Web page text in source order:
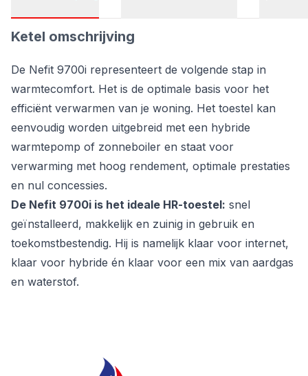
Ketel omschrijving
De Nefit 9700i representeert de volgende stap in
warmtecomfort. Het is de optimale basis voor het
efficiënt verwarmen van je woning. Het toestel kan
eenvoudig worden uitgebreid met een hybride
warmtepomp of zonneboiler en staat voor
verwarming met hoog rendement, optimale prestaties
en nul concessies.
De Nefit 9700i is het ideale HR-toestel: snel
geïnstalleerd, makkelijk en zuinig in gebruik en
toekomstbestendig. Hij is namelijk klaar voor internet,
klaar voor hybride én klaar voor een mix van aardgas
en waterstof.